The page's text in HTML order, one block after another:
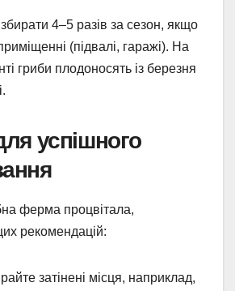
4–5 разів за сезон, якщо
(підвалі, гаражі). На
гриби плодоносять із березня
успішного
ферма процвітала,
рекомендацій:
затінені місця, наприклад,